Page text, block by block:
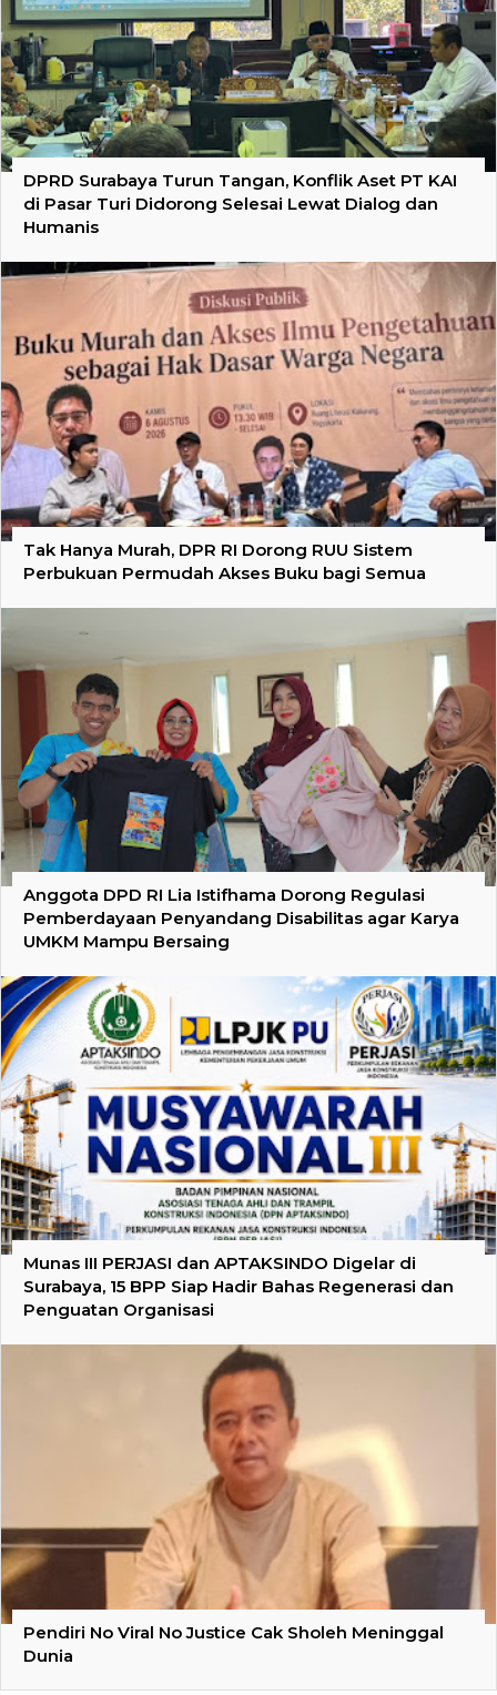
DPRD Surabaya Turun Tangan, Konflik Aset PT KAI
di Pasar Turi Didorong Selesai Lewat Dialog dan
Humanis
Tak Hanya Murah, DPR RI Dorong RUU Sistem
Perbukuan Permudah Akses Buku bagi Semua
Anggota DPD RI Lia Istifhama Dorong Regulasi
Pemberdayaan Penyandang Disabilitas agar Karya
UMKM Mampu Bersaing
Munas III PERJASI dan APTAKSINDO Digelar di
Surabaya, 15 BPP Siap Hadir Bahas Regenerasi dan
Penguatan Organisasi
Pendiri No Viral No Justice Cak Sholeh Meninggal
Dunia